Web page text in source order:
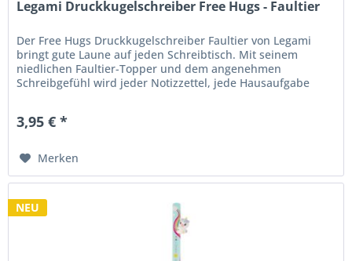
Legami Druckkugelschreiber Free Hugs - Faultier
Der Free Hugs Druckkugelschreiber Faultier von Legami
bringt gute Laune auf jeden Schreibtisch. Mit seinem
niedlichen Faultier-Topper und dem angenehmen
Schreibgefühl wird jeder Notizzettel, jede Hausaufgabe
3,95 € *
Merken
NEU